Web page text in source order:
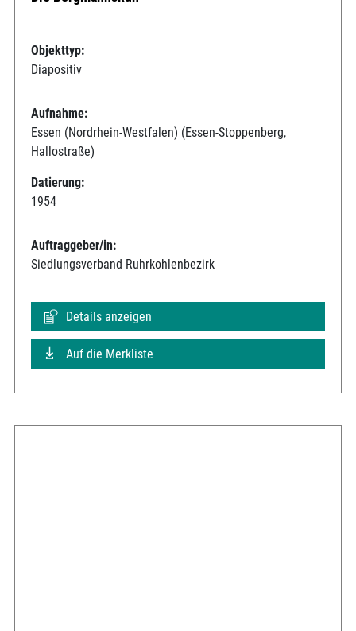
Objekttyp:
Diapositiv
Aufnahme:
Essen (Nordrhein-Westfalen) (Essen-Stoppenberg,
Hallostraße)
Datierung:
1954
Auftraggeber/in:
Siedlungsverband Ruhrkohlenbezirk
Details anzeigen
Auf die Merkliste